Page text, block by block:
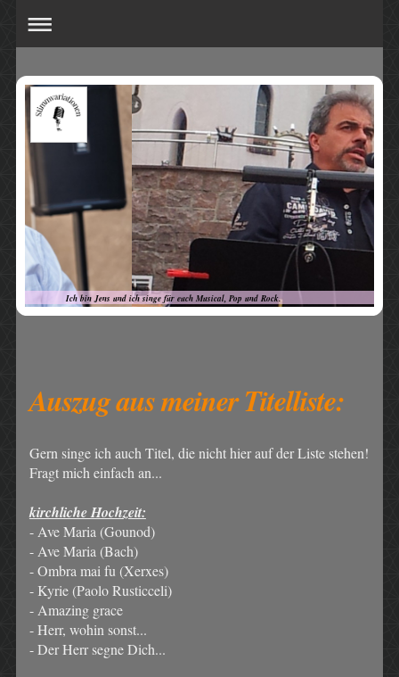
Ich bin Jens und ich singe für euch Musical, Pop und Rock.
Auszug aus meiner Titelliste:
Gern singe ich auch Titel, die nicht hier auf der Liste stehen!
Fragt mich einfach an...
kirchliche Hochzeit:
- Ave Maria (Gounod)
- Ave Maria (Bach)
- Ombra mai fu (Xerxes)
- Kyrie (Paolo Rusticceli)
- Amazing grace
- Herr, wohin sonst...
- Der Herr segne Dich...